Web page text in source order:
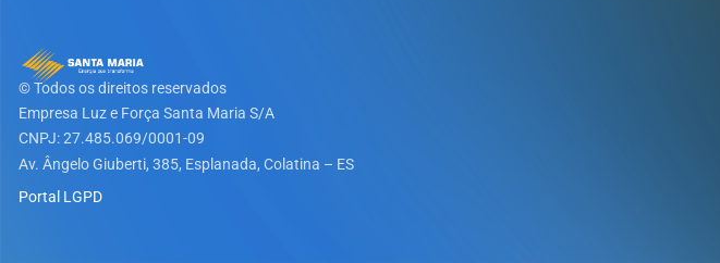
© Todos os direitos reservados
Empresa Luz e Força Santa Maria S/A​
CNPJ: 27.485.069/0001-09
Av. Ângelo Giuberti, 385, Esplanada, Colatina – ES
Portal LGPD